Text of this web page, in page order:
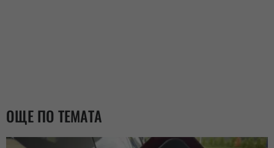
ОЩЕ ПО ТЕМАТА